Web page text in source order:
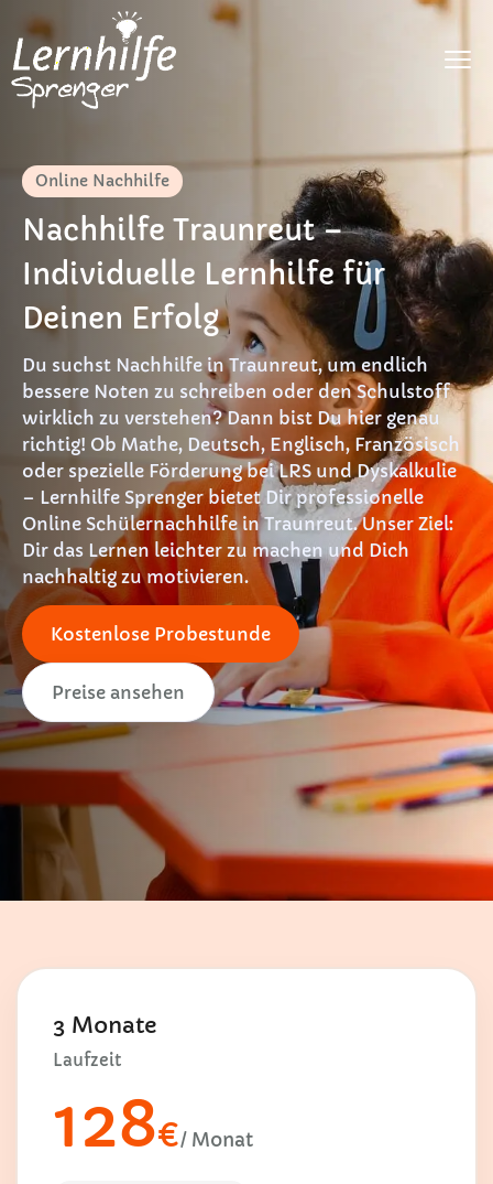
LRS
Dyskalkulie
DaF
Preise
FAQ
Materialien
Kontakt
Online Nachhilfe
Nachhilfe Traunreut –
Individuelle Lernhilfe für
Deinen Erfolg
Du suchst Nachhilfe in Traunreut, um endlich
bessere Noten zu schreiben oder den Schulstoff
wirklich zu verstehen? Dann bist Du hier genau
richtig! Ob Mathe, Deutsch, Englisch, Französisch
oder spezielle Förderung bei LRS und Dyskalkulie
– Lernhilfe Sprenger bietet Dir professionelle
Online Schülernachhilfe in Traunreut. Unser Ziel:
Dir das Lernen leichter zu machen und Dich
nachhaltig zu motivieren.
Kostenlose Probestunde
Preise ansehen
3 Monate
Laufzeit
128€/ Monat